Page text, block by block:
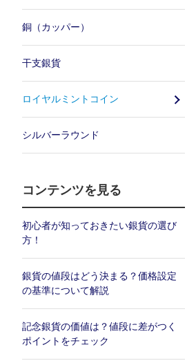
銅（カッパー）
干支銀貨
ロイヤルミントコイン
シルバーラウンド
コンテンツを見る
初心者が知っておきたい銀貨の選び
方！
銀貨の値段はどう決まる？価格設定
の基準について解説
記念銀貨の価値は？値段に差がつく
ポイントをチェック